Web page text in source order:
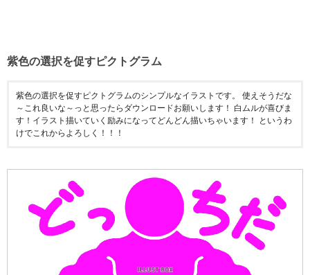
紫色の選択を促すピクトグラム
紫色の選択を促すピクトグラムのシンプルなイラストです。 使えそうだな
～これ良いな～っと思ったらダウンロードお願いします！ 白ムルが喜びま
す！イラスト描いていく励みになってどんどん描いちゃいます！ というわ
けでこれからよろしく！！！